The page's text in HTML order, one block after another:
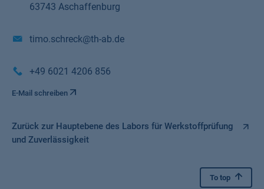
63743 Aschaffenburg
timo.schreck@th-ab.de
+49 6021 4206 856
E-Mail schreiben
Zurück zur Hauptebene des Labors für Werkstoffprüfung
und Zuverlässigkeit
To top